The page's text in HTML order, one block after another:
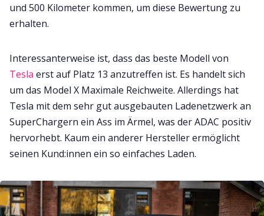
und 500 Kilometer kommen, um diese Bewertung zu
erhalten.
Interessanterweise ist, dass das beste Modell von
Tesla erst auf Platz 13 anzutreffen ist. Es handelt sich
um das Model X Maximale Reichweite. Allerdings hat
Tesla mit dem sehr gut ausgebauten Ladenetzwerk an
SuperChargern ein Ass im Ärmel, was der ADAC positiv
hervorhebt. Kaum ein anderer Hersteller ermöglicht
seinen Kund:innen ein so einfaches Laden.